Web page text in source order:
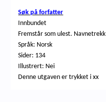
Søk på forfatter
Innbundet
Fremstår som ulest. Navnetrekk
Språk: Norsk
Sider: 134
Illustrert: Nei
Denne utgaven er trykket i xx